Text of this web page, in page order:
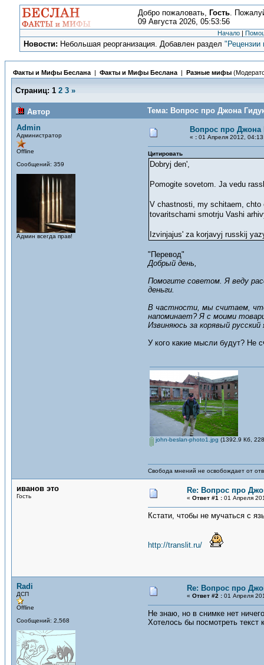
Добро пожаловать, Гость.
09 Августа 2026, 05:53:56
Начало |
Новости: Небольшая реорганизация. Добавлен раздел"Рецензии
Факты и Мифы Беслана | Факты и Мифы Беслана | Разные мифы
Страниц: 1 2 3 »
Автор
Тема: Вопрос про Джона
Admin
Администратор
Offline
Сообщений: 359
Админ всегда прав!
Вопрос про Джона
« : 01 Апреля 2012,
Цитировать
Dobryj den',
Pomogite sovetom. Ja vedu
V chastnosti, my schitaem, chto
tovaritschami smotrju Vashi
Izvinjajus' za korjavyj russkij
"Перевод"
Добрый день,
Помогите советом. Я веду
деньги.
В частности, мы считаем, что
напоминает? Я с моими
Извиняюсь за корявый
У кого какие мысли будут? Не
john-beslan-photo1.jpg (1392.9 Кб,
Свобода мнений не освобождает от
иванов это
Гость
Re: Вопрос про
« Ответ #1 : 01 Апреля
Кстати, чтобы не мучаться с
http://translit.ru/
Radi
ДСП
Offline
Сообщений: 2,568
Re: Вопрос про
« Ответ #2 : 01 Апреля
Не знаю, но в снимке нет
Хотелось бы посмотреть текст